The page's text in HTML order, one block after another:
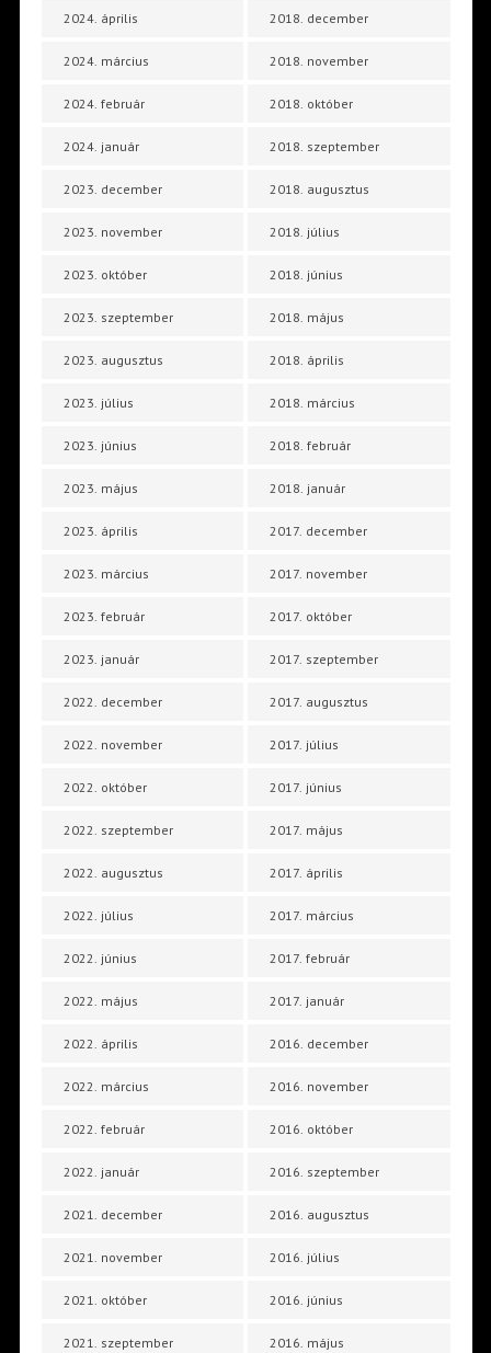
2024. április
2024. március
2024. február
2024. január
2023. december
2023. november
2023. október
2023. szeptember
2023. augusztus
2023. július
2023. június
2023. május
2023. április
2023. március
2023. február
2023. január
2022. december
2022. november
2022. október
2022. szeptember
2022. augusztus
2022. július
2022. június
2022. május
2022. április
2022. március
2022. február
2022. január
2021. december
2021. november
2021. október
2021. szeptember
2018. december
2018. november
2018. október
2018. szeptember
2018. augusztus
2018. július
2018. június
2018. május
2018. április
2018. március
2018. február
2018. január
2017. december
2017. november
2017. október
2017. szeptember
2017. augusztus
2017. július
2017. június
2017. május
2017. április
2017. március
2017. február
2017. január
2016. december
2016. november
2016. október
2016. szeptember
2016. augusztus
2016. július
2016. június
2016. május